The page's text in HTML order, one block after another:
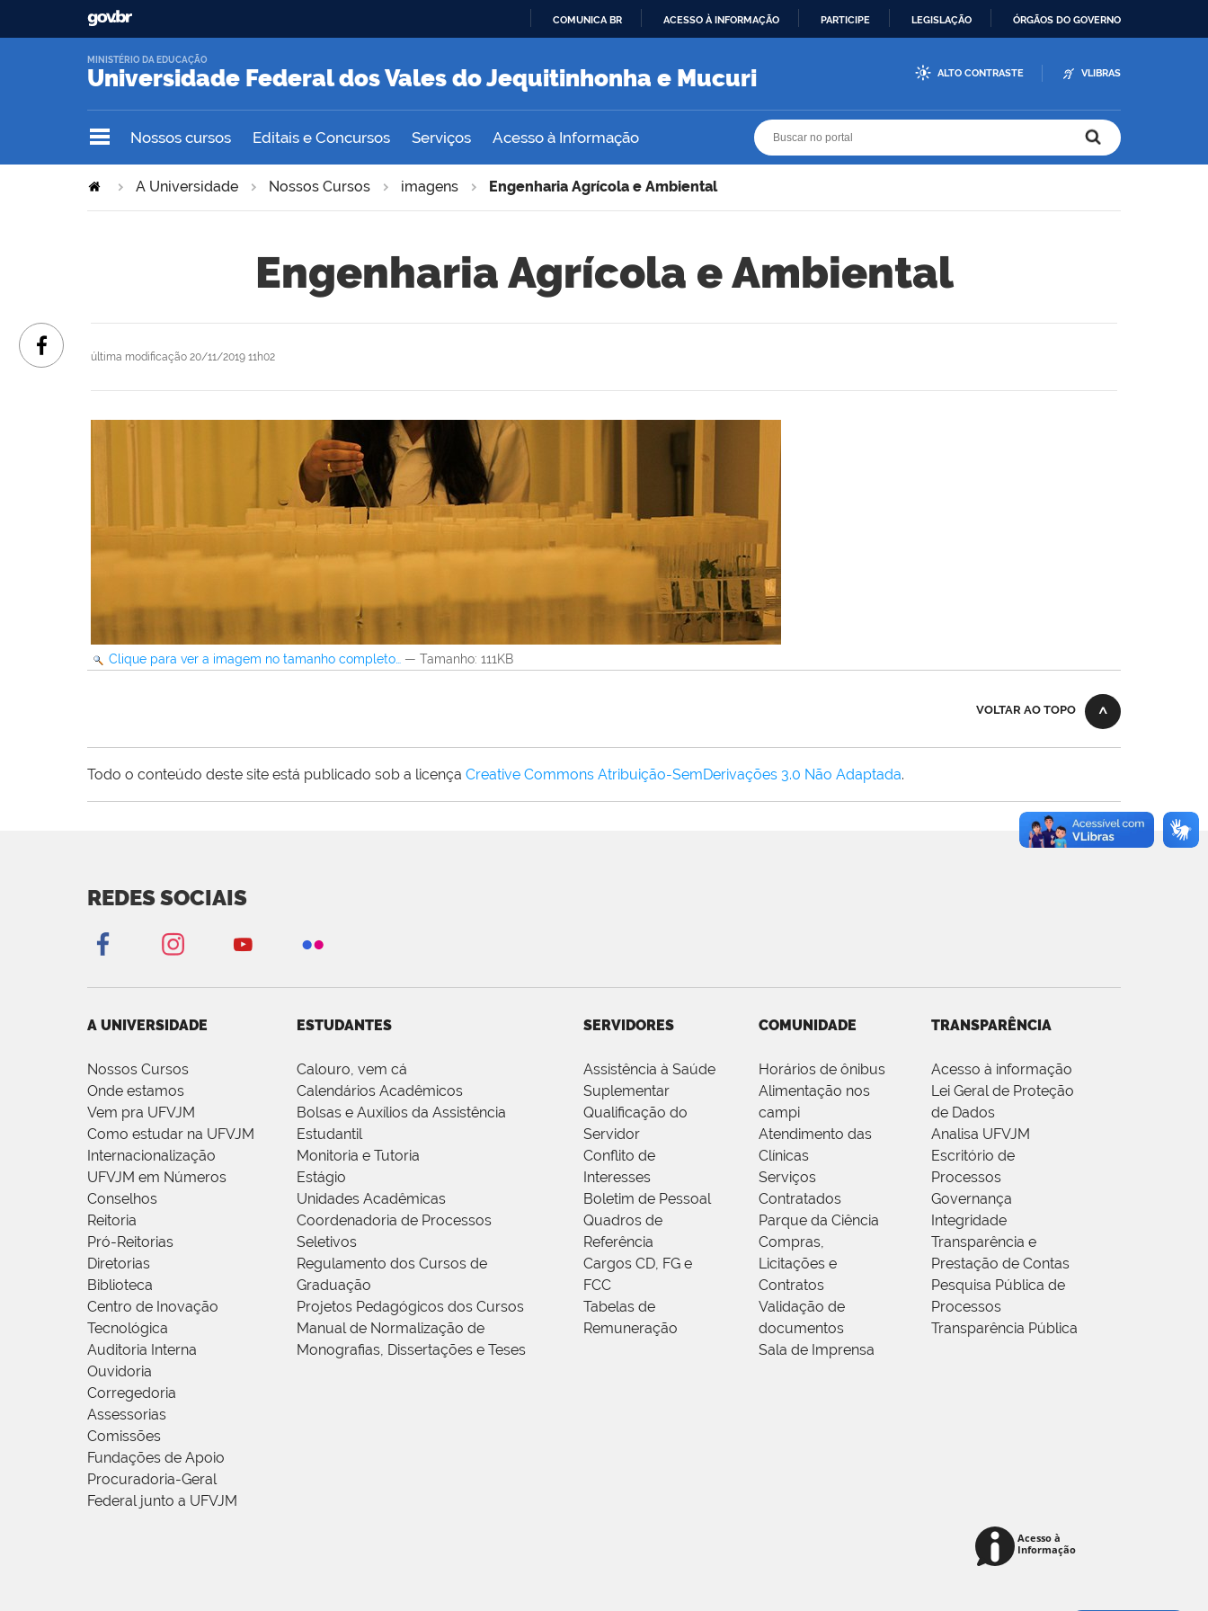
O
COMUNICA BR ACESSO À INFORMAÇÃO PARTICIPE LEGISLAÇÃO ÓRGÃOS DO GOVERNO
Universidade Federal dos Vales do Jequitinhonha e Mucuri
MINISTÉRIO DA EDUCAÇÃO
ALTO CONTRASTE VLIBRAS
Nossos cursos Editais e Concursos Serviços Acesso à Informação
A Universidade Nossos Cursos imagens Engenharia Agrícola e Ambiental
Engenharia Agrícola e Ambiental
última modificação 20/11/2019 11h02
Clique para ver a imagem no tamanho completo… — Tamanho: 111KB
VOLTAR AO TOPO
Todo o conteúdo deste site está publicado sob a licença Creative Commons Atribuição-SemDerivações 3.0 Não Adaptada.
REDES SOCIAIS
A UNIVERSIDADE
Nossos Cursos
Onde estamos
Vem pra UFVJM
Como estudar na UFVJM
Internacionalização
UFVJM em Números
Conselhos
Reitoria
Pró-Reitorias
Diretorias
Biblioteca
Centro de Inovação
Tecnológica
Auditoria Interna
Ouvidoria
Corregedoria
Assessorias
Comissões
Fundações de Apoio
Procuradoria-Geral
Federal junto a UFVJM
ESTUDANTES
Calouro, vem cá
Calendários Acadêmicos
Bolsas e Auxílios da Assistência
Estudantil
Monitoria e Tutoria
Estágio
Unidades Acadêmicas
Coordenadoria de Processos
Seletivos
Regulamento dos Cursos de
Graduação
Projetos Pedagógicos dos Cursos
Manual de Normalização de
Monografias, Dissertações e Teses
SERVIDORES
Assistência à Saúde
Suplementar
Qualificação do
Servidor
Conflito de
Interesses
Boletim de Pessoal
Quadros de
Referência
Cargos CD, FG e
FCC
Tabelas de
Remuneração
COMUNIDADE
Horários de ônibus
Alimentação nos
campi
Atendimento das
Clínicas
Serviços
Contratados
Parque da Ciência
Compras,
Licitações e
Contratos
Validação de
documentos
Sala de Imprensa
TRANSPARÊNCIA
Acesso à informação
Lei Geral de Proteção
de Dados
Analisa UFVJM
Escritório de
Processos
Governança
Integridade
Transparência e
Prestação de Contas
Pesquisa Pública de
Processos
Transparência Pública